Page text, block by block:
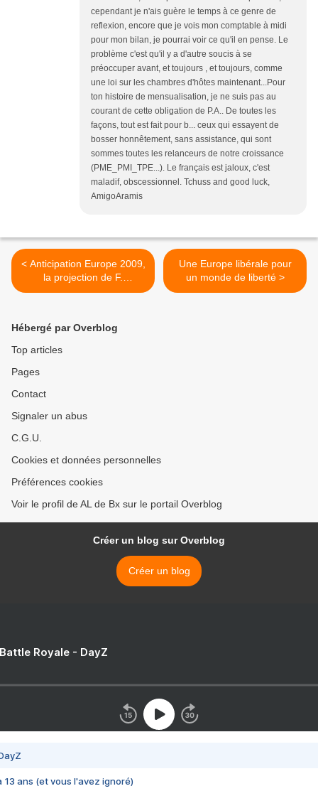
cependant je n'ais guère le temps à ce genre de
reflexion, encore que je vois mon comptable à midi
pour mon bilan, je pourrai voir ce qu'il en pense. Le
problème c'est qu'il y a d'autre soucis à se
préoccuper avant, et toujours , et toujours, comme
une loi sur les chambres d'hôtes maintenant...Pour
ton histoire de mensualisation, je ne suis pas au
courant de cette obligation de P.A.. De toutes les
façons, tout est fait pour b... ceux qui essayent de
bosser honnêtement, sans assistance, qui sont
sommes toutes les relanceurs de notre croissance
(PME_PMI_TPE...). Le français est jaloux, c'est
maladif, obscessionnel. Tchuss and good luck,
AmigoAramis
< Anticipation Europe 2009,
la projection de F.
Biancheri(P.E.2020)
Une Europe libérale pour
un monde de liberté >
Hébergé par Overblog
Top articles
Pages
Contact
Signaler un abus
C.G.U.
Cookies et données personnelles
Préférences cookies
Voir le profil de AL de Bx sur le portail Overblog
Créer un blog sur Overblog
Créer un blog
Royale - DayZ
13 ans (et vous l'avez ignoré)